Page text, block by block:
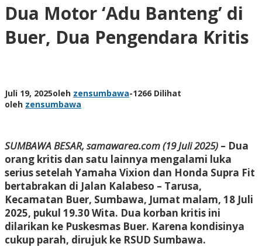
Dua Motor ‘Adu Banteng’ di
Buer, Dua Pengendara Kritis
Juli 19, 2025oleh zensumbawa-1266 Dilihat
oleh zensumbawa
SUMBAWA BESAR, samawarea.com (19 Juli 2025) – Dua
orang kritis dan satu lainnya mengalami luka
serius setelah Yamaha Vixion dan Honda Supra Fit
bertabrakan di Jalan Kalabeso – Tarusa,
Kecamatan Buer, Sumbawa, Jumat malam, 18 Juli
2025, pukul 19.30 Wita. Dua korban kritis ini
dilarikan ke Puskesmas Buer. Karena kondisinya
cukup parah, dirujuk ke RSUD Sumbawa.